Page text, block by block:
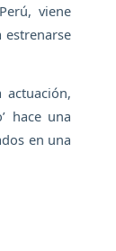
viene
actuación,
hace una
en una